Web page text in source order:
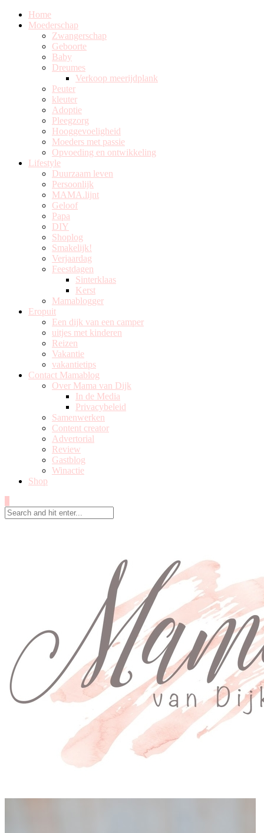
Home
Moederschap
Zwangerschap
Geboorte
Baby
Dreumes
Verkoop meerijdplank
Peuter
kleuter
Adoptie
Pleegzorg
Hooggevoeligheid
Moeders met passie
Opvoeding en ontwikkeling
Lifestyle
Duurzaam leven
Persoonlijk
MAMA.lijnt
Geloof
Papa
DIY
Shoplog
Smakelijk!
Verjaardag
Feestdagen
Sinterklaas
Kerst
Mamablogger
Eropuit
Een dijk van een camper
uitjes met kinderen
Reizen
Vakantie
vakantietips
Contact Mamablog
Over Mama van Dijk
In de Media
Privacybeleid
Samenwerken
Content creator
Advertorial
Review
Gastblog
Winactie
Shop